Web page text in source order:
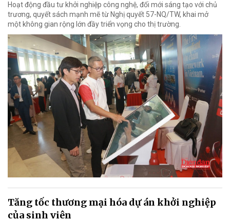
Hoạt động đầu tư khởi nghiệp công nghệ, đổi mới sáng tạo với chủ
trương, quyết sách mạnh mẽ từ Nghị quyết 57-NQ/TW, khai mở
một không gian rộng lớn đầy triển vọng cho thị trường.
Tăng tốc thương mại hóa dự án khởi nghiệp
của sinh viên